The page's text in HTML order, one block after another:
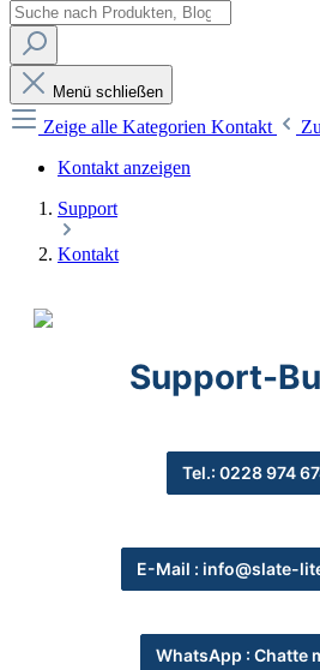
Menü schließen
Zeige alle Kategorien Kontakt
Kontakt anzeigen
Support
Kontakt
Support-
Tel.: 0228 974
E-Mail : info@slate-
WhatsApp : Chatte